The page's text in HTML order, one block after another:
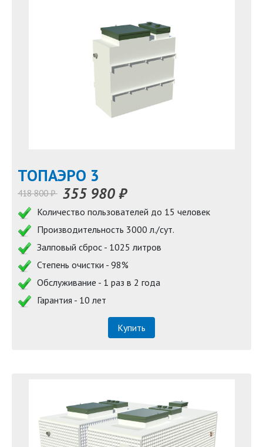
TOПАЭРО 3
418 800 ₽ 355 980 ₽
Количество пользователей до 15 человек
Производительность 3000 л./сут.
Залповый сброс - 1025 литров
Степень очистки - 98%
Обслуживание - 1 раз в 2 года
Гарантия - 10 лет
Купить